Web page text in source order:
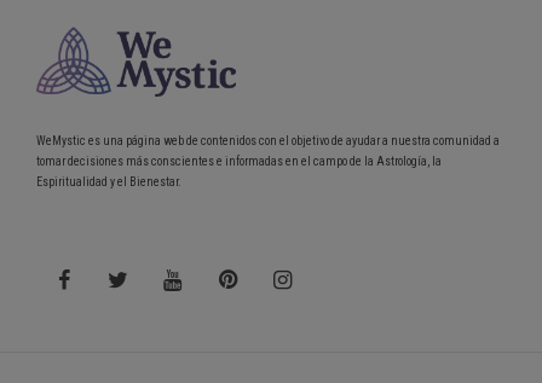
WeMystic es una página web de contenidos con el objetivo de ayudar a nuestra comunidad a
tomar decisiones más conscientes e informadas en el campo de la Astrología, la
Espiritualidad y el Bienestar.